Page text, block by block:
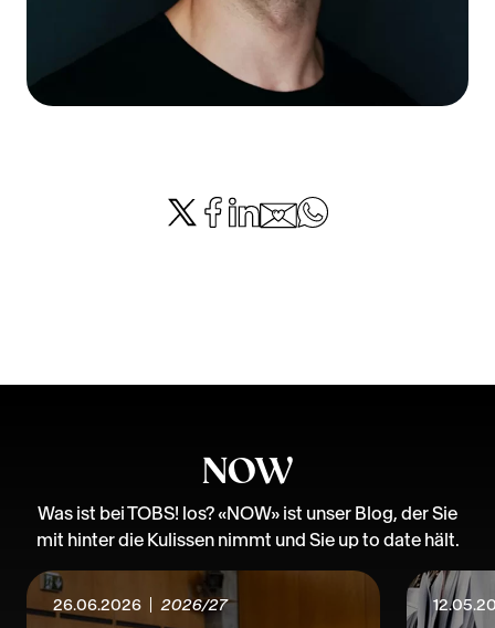
NOW
Was ist bei TOBS! los? «NOW» ist unser Blog, der Sie
mit hinter die Kulissen nimmt und Sie up to date hält.
26.06.2026 2026/27